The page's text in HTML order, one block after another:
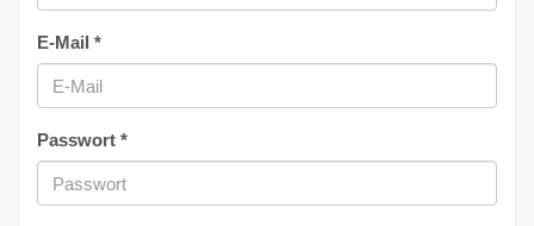
E-Mail *
Passwort *